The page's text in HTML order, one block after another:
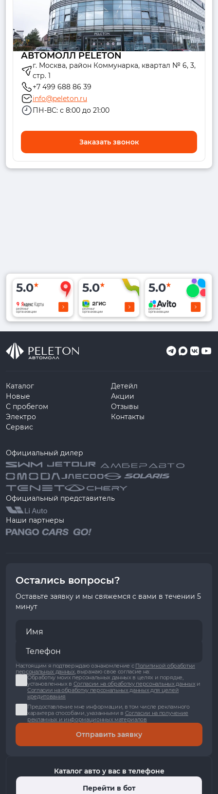
АВТОМОЛЛ PELETON
г. Москва, район Коммунарка, квартал № 6, 3,
стр. 1
+7 499 688 86 39
info@peleton.ru
ПН-ВС: с 8:00 до 21:00
Заказать звонок
5.0
рейтинг
организации
5.0
рейтинг
организации
5.0
рейтинг
организации
Каталог
Новые
С пробегом
Электро
Сервис
Детейл
Акции
Отзывы
Контакты
Официальный дилер
Официальный представитель
Наши партнеры
Остались вопросы?
Оставьте заявку и мы свяжемся с вами в течении 5
минут
Настоящим я подтверждаю ознакомление с Политикой обработки
персональных данных, выражаю свое согласие на:
Обработку моих персональных данных в целях и порядке,
установленных в Согласии на обработку персональных данныхи
Согласии на обработку персональных данных для целей
кредитования
Предоставление мне информации, в том числе рекламного
характера способами, указанными в Согласии на получение
рекламных и информационных материалов
Отправить заявку
Каталог авто у вас в телефоне
Перейти в бот